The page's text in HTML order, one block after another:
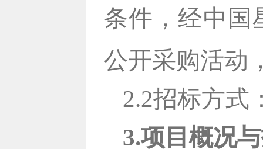
条件，经中国
公开采购活动
2.2招标方式
3.项目概况与